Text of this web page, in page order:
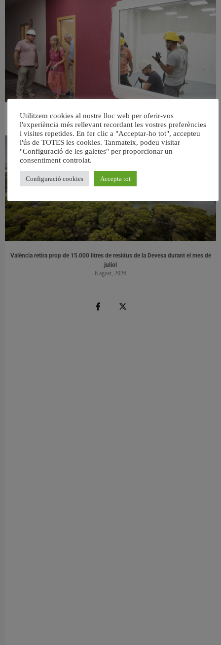
València ultima el nou centre per a persones majors del barri de Sant Antoni
6 agost, 2026
València retira prop de 15.000 litres de residus de la Devesa durant el mes de
juliol
6 agost, 2026
Utilitzem cookies al nostre lloc web per oferir-vos
l'experiència més rellevant recordant les vostres preferències
i visites repetides. En fer clic a "Acceptar-ho tot", accepteu
l'ús de TOTES les cookies. Tanmateix, podeu visitar
"Configuració de les galetes" per proporcionar un
consentiment controlat.
Configuració cookies Accepta tot